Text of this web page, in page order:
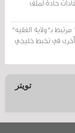
حادة لملف
بـ"ولاية الفقيه"
في تخبط خليجي
تويتر